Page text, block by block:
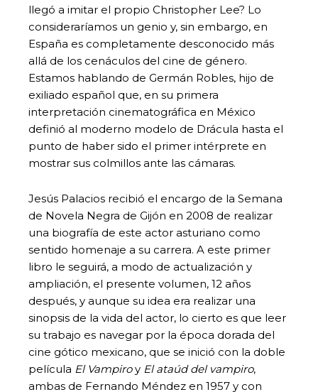
llegó a imitar el propio Christopher Lee? Lo
consideraríamos un genio y, sin embargo, en
España es completamente desconocido más
allá de los cenáculos del cine de género.
Estamos hablando de Germán Robles, hijo de
exiliado español que, en su primera
interpretación cinematográfica en México
definió al moderno modelo de Drácula hasta el
punto de haber sido el primer intérprete en
mostrar sus colmillos ante las cámaras.
Jesús Palacios recibió el encargo de la Semana
de Novela Negra de Gijón en 2008 de realizar
una biografía de este actor asturiano como
sentido homenaje a su carrera. A este primer
libro le seguirá, a modo de actualización y
ampliación, el presente volumen, 12 años
después, y aunque su idea era realizar una
sinopsis de la vida del actor, lo cierto es que leer
su trabajo es navegar por la época dorada del
cine gótico mexicano, que se inició con la doble
película El Vampiroy El ataúd del vampiro,
ambas de Fernando Méndez en 1957 y con